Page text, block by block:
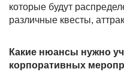
которые будут
различные квесты,
Какие нюансы нужно
корпоративных